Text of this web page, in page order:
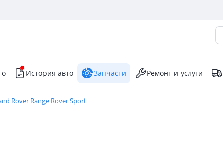
История авто Запчасти Ремонт и услуги
Rover Range Rover Sport